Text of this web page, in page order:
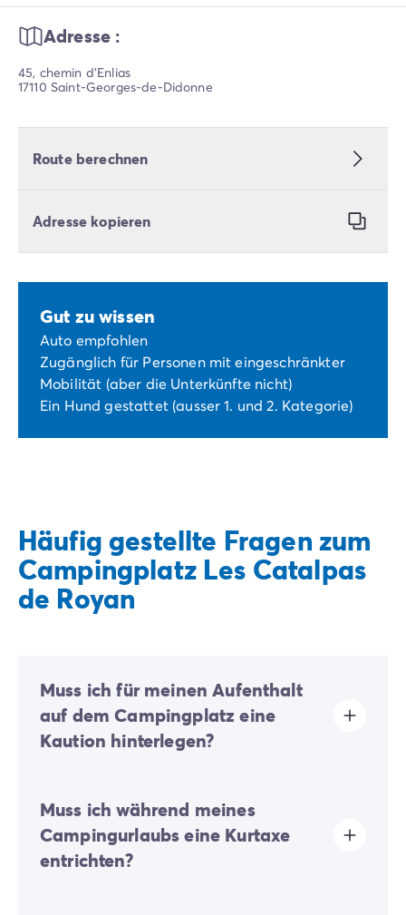
Adresse :
45, chemin d’Enlias
17110 Saint-Georges-de-Didonne
Route berechnen
Adresse kopieren
Gut zu wissen
Auto empfohlen
Zugänglich für Personen mit eingeschränkter
Mobilität (aber die Unterkünfte nicht)
Ein Hund gestattet (ausser 1. und 2. Kategorie)
Häufig gestellte Fragen zum
Campingplatz Les Catalpas
de Royan
Muss ich für meinen Aufenthalt
auf dem Campingplatz eine
Kaution hinterlegen?
oder nach Ihrer Ankunft vor Ort fällig.
Muss ich während meines
Campingurlaubs eine Kurtaxe
entrichten?